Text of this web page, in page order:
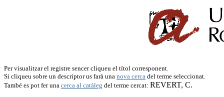
Per visualitzar el registre sencer cliqueu el títol corresponent.
Si cliqueu sobre un descriptor us farà una nova cerca del terme seleccionat.
També es pot fer una cerca al catàleg del terme cercat: REVERT, C.